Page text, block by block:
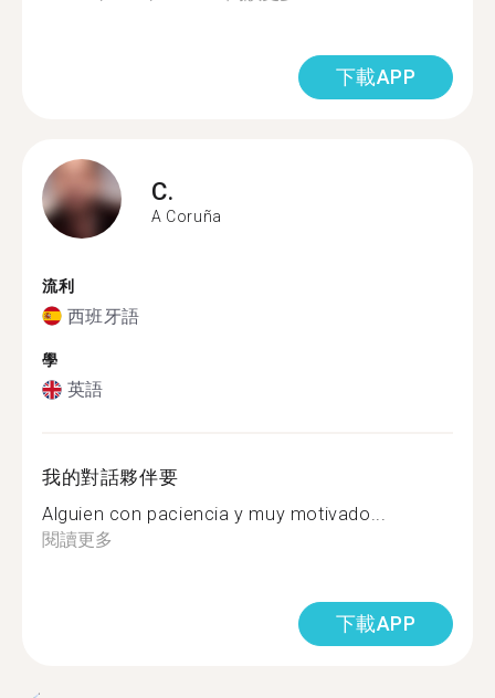
下載APP
C.
A Coruña
流利
西班牙語
學
英語
我的對話夥伴要
Alguien con paciencia y muy motivado...
閱讀更多
下載APP